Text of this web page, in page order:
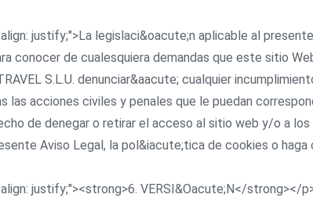
justify;">La legislaci&oacute;n aplicable al
conocer de cualesquiera demandas que este sitio
S.L.U. denunciar&aacute; cualquier
las acciones civiles y penales que le puedan
de denegar o retirar el acceso al sitio web y/o a
Aviso Legal, la pol&iacute;tica de cookies o
justify;"><strong>6. VERSI&Oacute;N</strong></